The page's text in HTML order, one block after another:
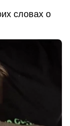
словах о